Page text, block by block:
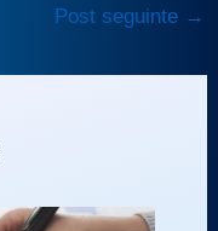
Post seguinte →